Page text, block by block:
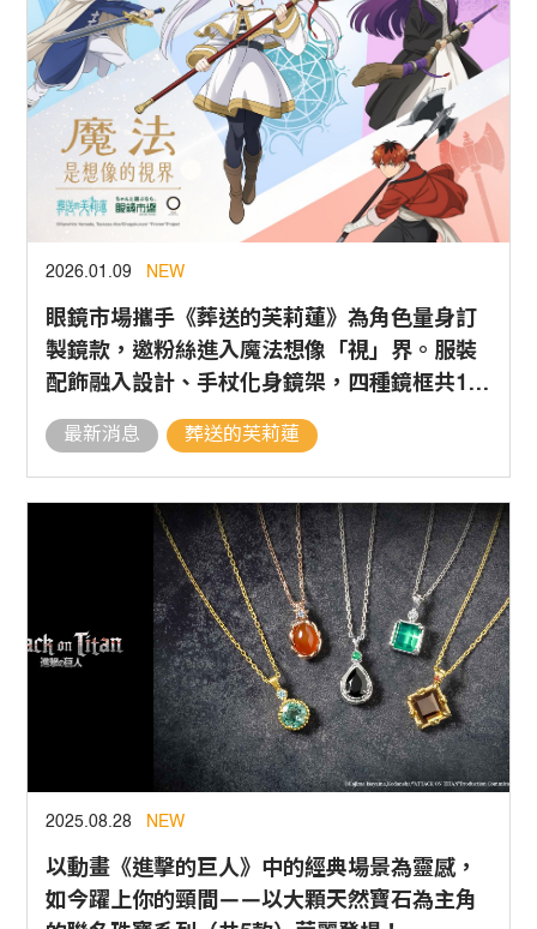
2026.01.09 NEW
眼鏡市場攜手《葬送的芙莉蓮》為角色量身訂
製鏡款，邀粉絲進入魔法想像「視」界。服裝
配飾融入設計、手杖化身鏡架，四種鏡框共12
色款款細節滿分！
最新消息 葬送的芙莉蓮
2025.08.28 NEW
以動畫《進擊的巨人》中的經典場景為靈感，
如今躍上你的頸間——以大顆天然寶石為主角